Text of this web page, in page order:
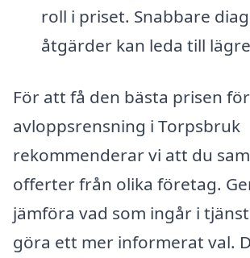
roll i priset. Snabbare
åtgärder kan leda till
För att få den bästa prisen för
avloppsrensning i Torpsbruk
rekommenderar vi att du
offerter från olika företag.
jämföra vad som ingår i
göra ett mer informerat val.